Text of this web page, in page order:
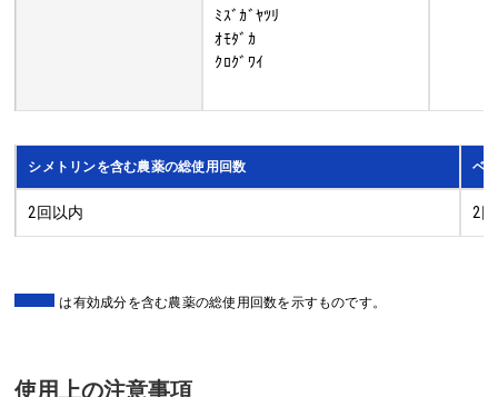
ﾐｽﾞｶﾞﾔﾂﾘ
ｵﾓﾀﾞｶ
ｸﾛｸﾞﾜｲ
シメトリンを含む農薬の総使用回数 ベ
2回以内 2
は有効成分を含む農薬の総使用回数を示すものです。
使用上の注意事項